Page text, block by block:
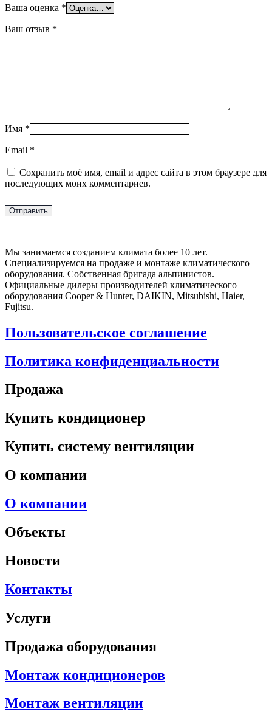
Ваша оценка *
Ваш отзыв *
Имя *
Email *
Сохранить моё имя, email и адрес сайта в этом браузере для
последующих моих комментариев.
Мы занимаемся созданием климата более 10 лет.
Специализируемся на продаже и монтаже климатического
оборудования. Собственная бригада альпинистов.
Официальные дилеры производителей климатического
оборудования Cooper & Hunter, DAIKIN, Mitsubishi, Haier,
Fujitsu.
Пользовательское соглашение
Политика конфиденциальности
Продажа
Купить кондиционер
Купить систему вентиляции
О компании
О компании
Объекты
Новости
Контакты
Услуги
Продажа оборудования
Монтаж кондиционеров
Монтаж вентиляции